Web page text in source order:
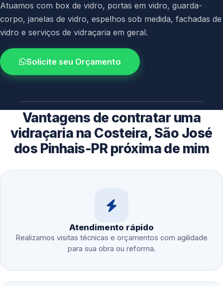
Atuamos com box de vidro, portas em vidro, guarda-
corpo, janelas de vidro, espelhos sob medida, fachadas de
vidro e serviços de vidraçaria em geral.
Solicite seu Orçamento
4.9 / 5.0
avaliacao dos clientes
Vantagens de contratar uma
vidraçaria na Costeira, São José
dos Pinhais-PR próxima de mim
Atendimento rápido
Realizamos visitas técnicas e orçamentos com agilidade
para sua obra ou reforma.